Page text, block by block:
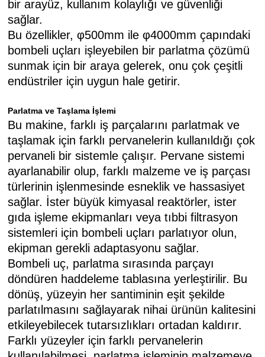
bir arayüz, kullanım kolaylığı ve güvenliği
sağlar.
Bu özellikler, φ500mm ile φ4000mm çapındaki
bombeli uçları işleyebilen bir parlatma çözümü
sunmak için bir araya gelerek, onu çok çeşitli
endüstriler için uygun hale getirir.
Parlatma ve Taşlama İşlemi
Bu makine, farklı iş parçalarını parlatmak ve
taşlamak için farklı pervanelerin kullanıldığı çok
pervaneli bir sistemle çalışır. Pervane sistemi
ayarlanabilir olup, farklı malzeme ve iş parçası
türlerinin işlenmesinde esneklik ve hassasiyet
sağlar. İster büyük kimyasal reaktörler, ister
gıda işleme ekipmanları veya tıbbi filtrasyon
sistemleri için bombeli uçları parlatıyor olun,
ekipman gerekli adaptasyonu sağlar.
Bombeli uç, parlatma sırasında parçayı
döndüren haddeleme tablasına yerleştirilir. Bu
dönüş, yüzeyin her santiminin eşit şekilde
parlatılmasını sağlayarak nihai ürünün kalitesini
etkileyebilecek tutarsızlıkları ortadan kaldırır.
Farklı yüzeyler için farklı pervanelerin